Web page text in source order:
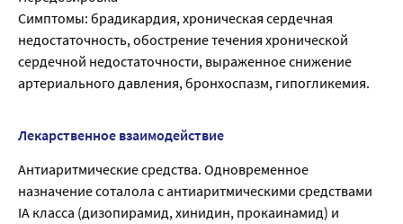
Симптомы: брадикардия, хроническая сердечная
недостаточность, обострение течения хронической
сердечной недостаточности, выраженное снижение
артериального давления, бронхоспазм, гипогликемия.
Лекарственное взаимодействие
Антиаритмические средства. Одновременное
назначение соталола с антиаритмическими средствами
IA класса (дизопирамид, хинидин, прокаинамид) и